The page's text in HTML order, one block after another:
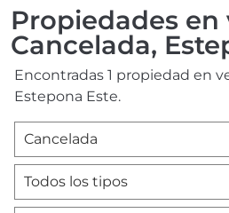
Propiedades en
Cancelada,
Encontradas 1 propiedad en
Estepona Este.
Cancelada
Todos los tipos